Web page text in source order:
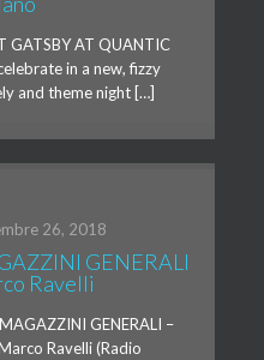
GATSBY AT QUANTIC
in a new, fizzy
and theme night […]
26, 2018
GENERALI
Ravelli
GENERALI –
Ravelli (Radio